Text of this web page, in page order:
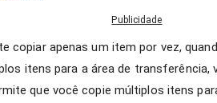
Publicidade
copiar apenas um item por vez,
itens para a área de transferência,
que você copie múltiplos itens